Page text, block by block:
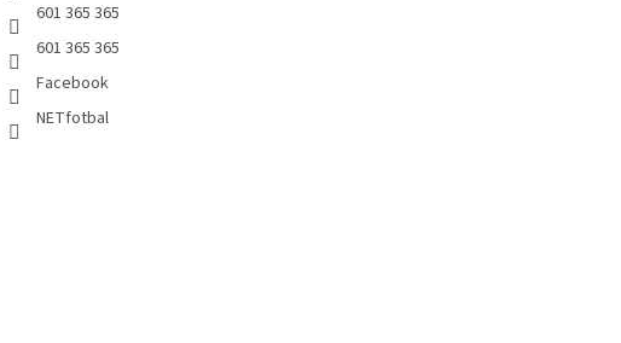
601 365 365
601 365 365
Facebook
NETfotbal